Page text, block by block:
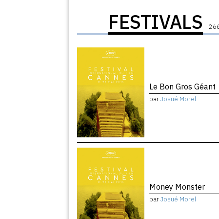
FESTIVALS
Le Bon Gros Géant
parJosué Morel
Money Monster
parJosué Morel